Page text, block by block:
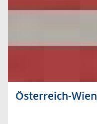
Österreich-Wien